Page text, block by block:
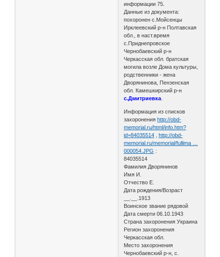
информации 75.
Данные из документа:
похоронен с.Мойсенцы
Ирклеевский р-н Полтавская
обл., в наст.время
с.Приднепровское
Чернобаевский р-н
Черкасская обл. братская
могила возле Дома культуры,
родственники - жена
Дворянинова, Пензенская
обл. Камешкирский р-н
с.Дмитриевка
Информация из списков
захороненияhttp://obd-
memorial.ru/html/info.htm?
id=84035514 ,http://obd-
memorial.ru/memorial/fullima …
000054.JPG :
84035514
Фамилия Дворянинов
Имя И.
Отчество Е.
Дата рождения/Возраст
__.__.1913
Воинское звание рядовой
Дата смерти 06.10.1943
Страна захоронения Украина
Регион захоронения
Черкасская обл.
Место захоронения
Чернобаевский р-н, с.